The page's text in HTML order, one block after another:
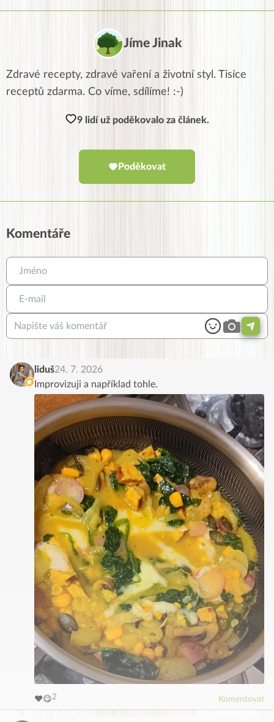
Jíme Jinak
Zdravé recepty, zdravé vaření a životní styl. Tisíce
receptů zdarma. Co víme, sdílíme! :-)
9 lidí už poděkovalo za článek.
Poděkovat
Komentáře
liduš24. 7. 2026
Improvizuji a například tohle.
❤️😋2
7 Komentovat